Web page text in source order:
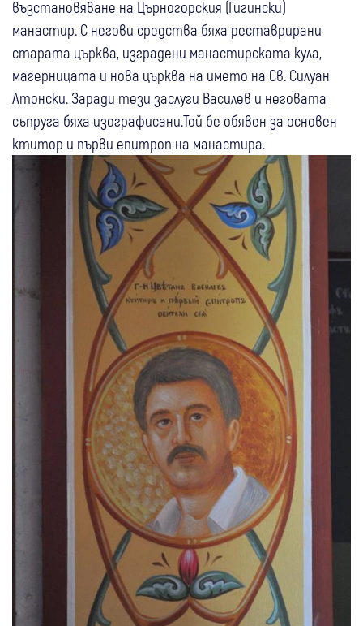
възстановяване на Църногорския (Гигински)
манастир. С негови средства бяха реставрирани
старата църква, изградени манастирската кула,
магерницата и нова църква на името на Св. Силуан
Атонски. Заради тези заслуги Василев и неговата
съпруга бяха изографисани.Той бе обявен за основен
ктитор и първи епитроп на манастира.